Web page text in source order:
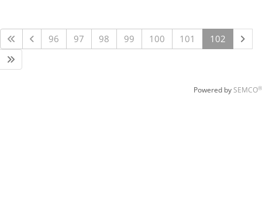
96 97 98 99 100 101 102
Powered bySEMCO®